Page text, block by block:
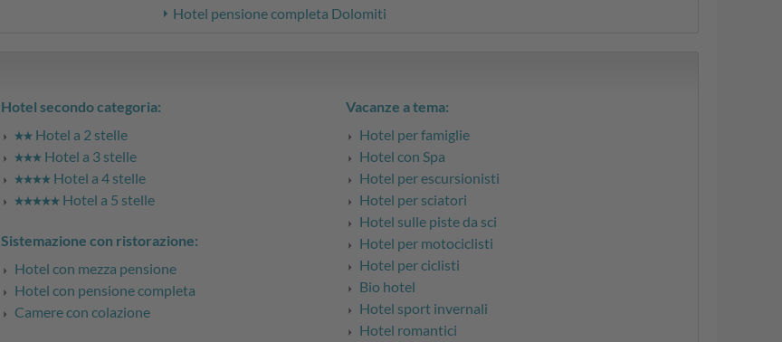
Hotel pensione completa Dolomiti
Hotel secondo categoria:
Hotel a 2 stelle
Hotel a 3 stelle
Hotel a 4 stelle
Hotel a 5 stelle
Sistemazione con ristorazione:
Hotel con mezza pensione
Hotel con pensione completa
Camere con colazione
Vacanze a tema:
Hotel per famiglie
Hotel con Spa
Hotel per escursionisti
Hotel per sciatori
Hotel sulle piste da sci
Hotel per motociclisti
Hotel per ciclisti
Bio hotel
Hotel sport invernali
Hotel romantici